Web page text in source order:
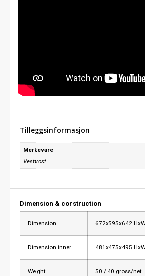
Tilleggsinformasjon
Merkevare
Vestfrost
Dimension & construction
Dimension 672x595x642
Dimension inner 481x475x495
Weight 50 / 40 gross/net